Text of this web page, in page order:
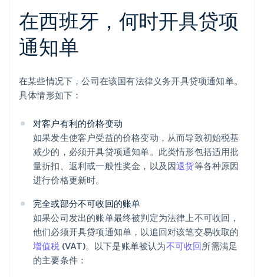
在西班牙，何时开具贷项
通知单
在某些情况下，公司在该国有法律义务开具贷项通知单。
具体情形如下：
对客户有利的价格变动
如果发生使客户受益的价格变动，从而导致初始税基
减少的，必须开具贷项通知单。此类情形包括适用批
量折扣、返利或一般性奖金，以及因退货等各种原因
进行价格更新时。
完全或部分不可收回的账单
如果公司发出的账单最终被判定为法律上不可收回，
他们必须开具贷项通知单，以追回对该笔交易收取的
增值税 (VAT)。以下是账单被认为不可收回所需满足
的主要条件：